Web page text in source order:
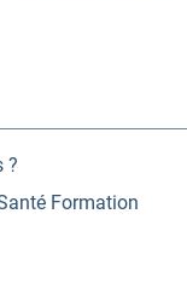
?
Formation